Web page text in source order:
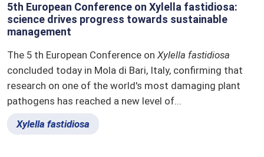
5th European Conference on Xylella fastidiosa:
science drives progress towards sustainable
management
The 5 th European Conference on Xylella fastidiosa
concluded today in Mola di Bari, Italy, confirming that
research on one of the world's most damaging plant
pathogens has reached a new level of...
Xylella fastidiosa